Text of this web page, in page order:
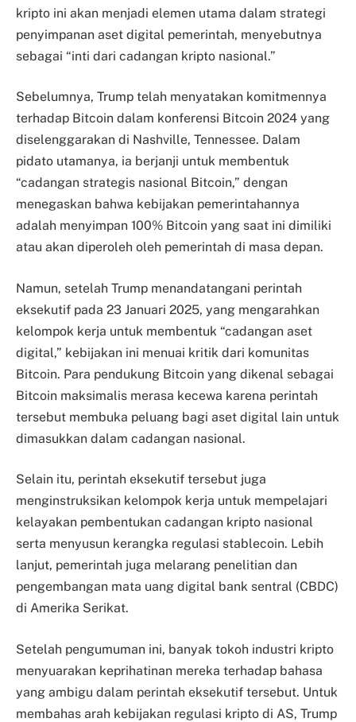
kripto ini akan menjadi elemen utama dalam strategi
penyimpanan aset digital pemerintah, menyebutnya
sebagai “inti dari cadangan kripto nasional.”
Sebelumnya, Trump telah menyatakan komitmennya
terhadap Bitcoin dalam konferensi Bitcoin 2024 yang
diselenggarakan di Nashville, Tennessee. Dalam
pidato utamanya, ia berjanji untuk membentuk
“cadangan strategis nasional Bitcoin,” dengan
menegaskan bahwa kebijakan pemerintahannya
adalah menyimpan 100% Bitcoin yang saat ini dimiliki
atau akan diperoleh oleh pemerintah di masa depan.
Namun, setelah Trump menandatangani perintah
eksekutif pada 23 Januari 2025, yang mengarahkan
kelompok kerja untuk membentuk “cadangan aset
digital,” kebijakan ini menuai kritik dari komunitas
Bitcoin. Para pendukung Bitcoin yang dikenal sebagai
Bitcoin maksimalis merasa kecewa karena perintah
tersebut membuka peluang bagi aset digital lain untuk
dimasukkan dalam cadangan nasional.
Selain itu, perintah eksekutif tersebut juga
menginstruksikan kelompok kerja untuk mempelajari
kelayakan pembentukan cadangan kripto nasional
serta menyusun kerangka regulasi stablecoin. Lebih
lanjut, pemerintah juga melarang penelitian dan
pengembangan mata uang digital bank sentral (CBDC)
di Amerika Serikat.
Setelah pengumuman ini, banyak tokoh industri kripto
menyuarakan keprihatinan mereka terhadap bahasa
yang ambigu dalam perintah eksekutif tersebut. Untuk
membahas arah kebijakan regulasi kripto di AS, Trump